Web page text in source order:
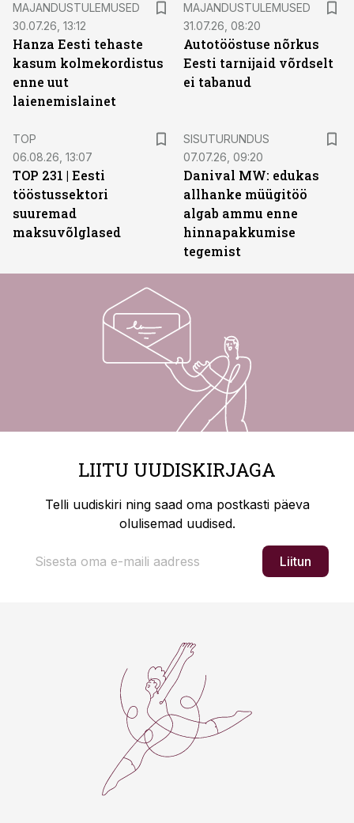
MAJANDUSTULEMUSED
30.07.26, 13:12
Hanza Eesti tehaste
kasum kolmekordistus
enne uut
laienemislainet
MAJANDUSTULEMUSED
31.07.26, 08:20
Autotööstuse nõrkus
Eesti tarnijaid võrdselt
ei tabanud
TOP
06.08.26, 13:07
TOP 231 | Eesti
tööstussektori
suuremad
maksuvõlglased
SISUTURUNDUS
07.07.26, 09:20
Danival MW: edukas
allhanke müügitöö
algab ammu enne
hinnapakkumise
tegemist
LIITU UUDISKIRJAGA
Telli uudiskiri ning saad oma postkasti päeva
olulisemad uudised.
Liitun